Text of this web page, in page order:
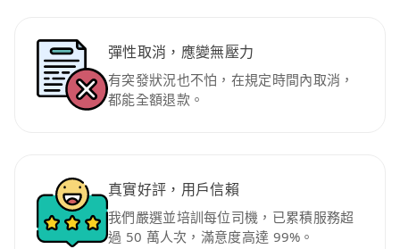
彈性取消，應變無壓力
有突發狀況也不怕，在規定時間內取消，
都能全額退款。
真實好評，用戶信賴
我們嚴選並培訓每位司機，已累積服務超
過 50 萬人次，滿意度高達 99%。